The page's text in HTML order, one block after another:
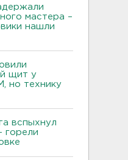
мастера –
нашли
щит у
но технику
вспыхнул
горели